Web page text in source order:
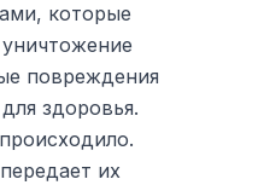
которые
повреждения
здоровья.
их